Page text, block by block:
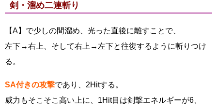
剣・溜め二連斬り
【A】で少しの間溜め、光った直後に離すことで、
左下→右上、そして右上→左下と往復するように斬りつけ
る。
SA付きの攻撃であり、2Hitする。
威力もそこそこ高い上に、1Hit目は剣撃エネルギーが6、